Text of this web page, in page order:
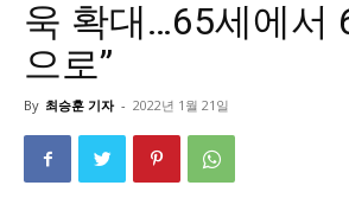
욱 확대…65세에서
으로”
By 최승훈 기자 - 2022년 1월 21일